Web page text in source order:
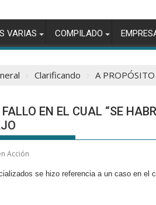
VARIAS COMPILADO
Clarificando A PROPÓSITO
EN EL CUAL “SE
Acción
se hizo referencia a un caso en el